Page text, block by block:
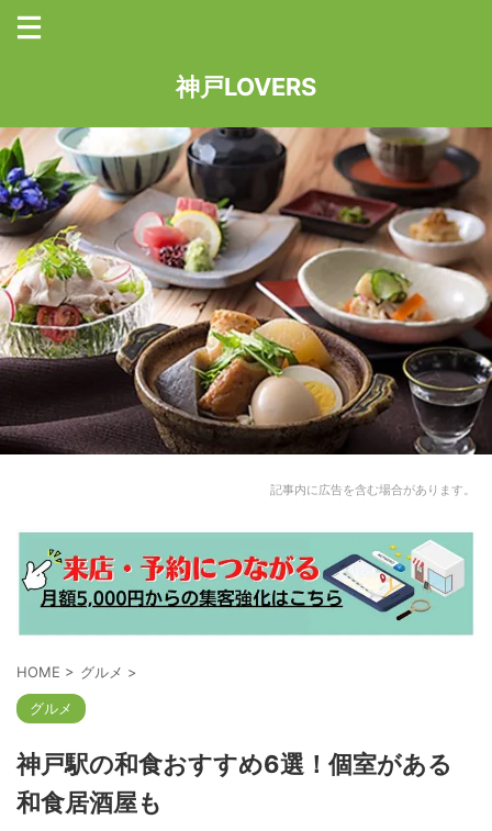
神戸LOVERS
記事内に広告を含む場合があります。
HOME > グルメ >
グルメ
神戸駅の和食おすすめ6選！個室がある
和食居酒屋も